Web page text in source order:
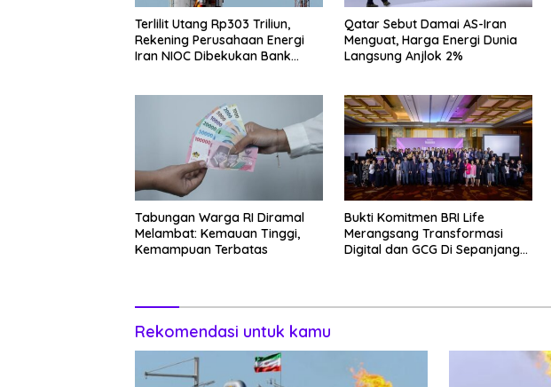
Terlilit Utang Rp303 Triliun,
Rekening Perusahaan Energi
Iran NIOC Dibekukan Bank
Qatar Sebut Damai AS-Iran
Menguat, Harga Energi Dunia
Langsung Anjlok 2%
Tabungan Warga RI Diramal
Melambat: Kemauan Tinggi,
Kemampuan Terbatas
Bukti Komitmen BRI Life
Merangsang Transformasi
Digital dan GCG Di Sepanjang
Rekomendasi untuk kamu